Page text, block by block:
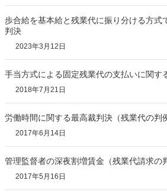
歩合給を基本給と残業代に振り分ける方
判決
2023年3月12日
手当方式による固定残業代の支払いに関す
2018年7月21日
労働時間に関する最高裁判決（残業代の判
2017年6月14日
管理監督者の深夜割増賃金（残業代請求の
2017年5月16日